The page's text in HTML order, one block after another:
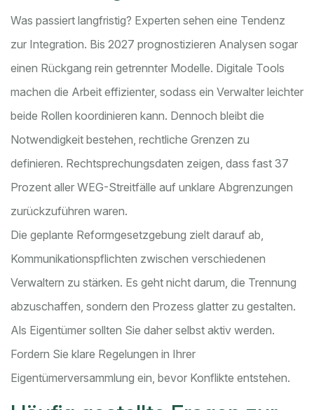
Was passiert langfristig? Experten sehen eine Tendenz
zur Integration. Bis 2027 prognostizieren Analysen sogar
einen Rückgang rein getrennter Modelle. Digitale Tools
machen die Arbeit effizienter, sodass ein Verwalter leichter
beide Rollen koordinieren kann. Dennoch bleibt die
Notwendigkeit bestehen, rechtliche Grenzen zu
definieren. Rechtsprechungsdaten zeigen, dass fast 37
Prozent aller WEG-Streitfälle auf unklare Abgrenzungen
zurückzuführen waren.
Die geplante Reformgesetzgebung zielt darauf ab,
Kommunikationspflichten zwischen verschiedenen
Verwaltern zu stärken. Es geht nicht darum, die Trennung
abzuschaffen, sondern den Prozess glatter zu gestalten.
Als Eigentümer sollten Sie daher selbst aktiv werden.
Fordern Sie klare Regelungen in Ihrer
Eigentümerversammlung ein, bevor Konflikte entstehen.